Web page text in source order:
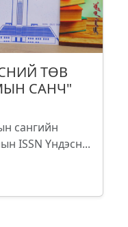
ТӨВ
САНЧ"
сангийн
ISSN Үндэсн...